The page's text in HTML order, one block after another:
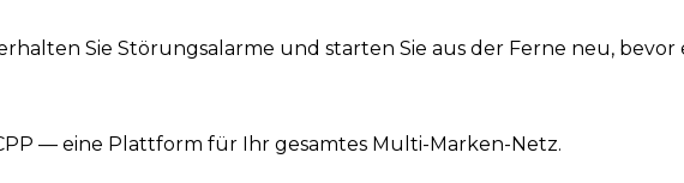
Sie Störungsalarme und starten Sie aus der Ferne neu,
— eine Plattform für Ihr gesamtes Multi-Marken-Netz.